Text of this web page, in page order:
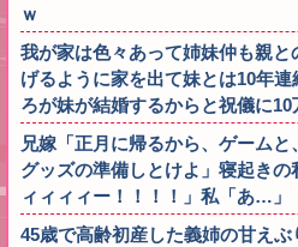
ｗ
我が家は色々あって姉妹仲も親
げるように家を出て妹とは10年
ろが妹が結婚するからと祝儀に
兄嫁「正月に帰るから、ゲーム
グッズの準備しとけよ」寝起き
ィィィィー！！！！」私「あ…」
45歳で高齢初産した義姉の甘え